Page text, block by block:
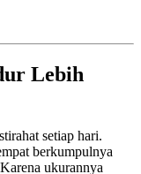
Lebih
setiap hari.
berkumpulnya
ukurannya